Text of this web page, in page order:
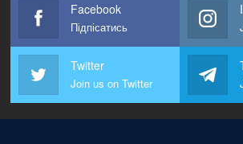
Facebook
Підпісатись
Twitter
Join us on Twitter